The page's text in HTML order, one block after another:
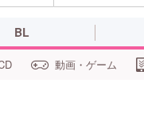
BL
動画・ゲーム